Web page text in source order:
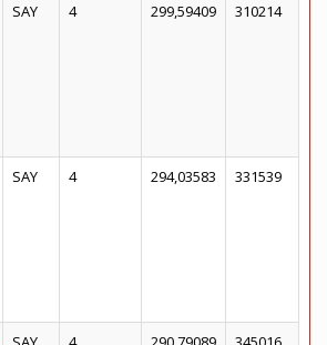
SAY 4 299,59409 310214
SAY 4 294,03583 331539